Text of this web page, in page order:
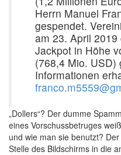
Herrn Manuel
gespendet.
am 23. April
Jackpot in Höhe
(768,4 Mio. USD)
Informationen
„Dollers“? Der dumme
eines Vorschussbetruges
und wie man sie benutzt?
Stelle des Bildschirms in die